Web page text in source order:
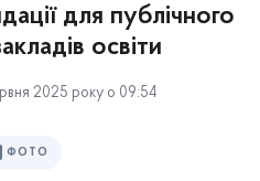
для публічного
освіти
2025 року о 09:54
ФОТО